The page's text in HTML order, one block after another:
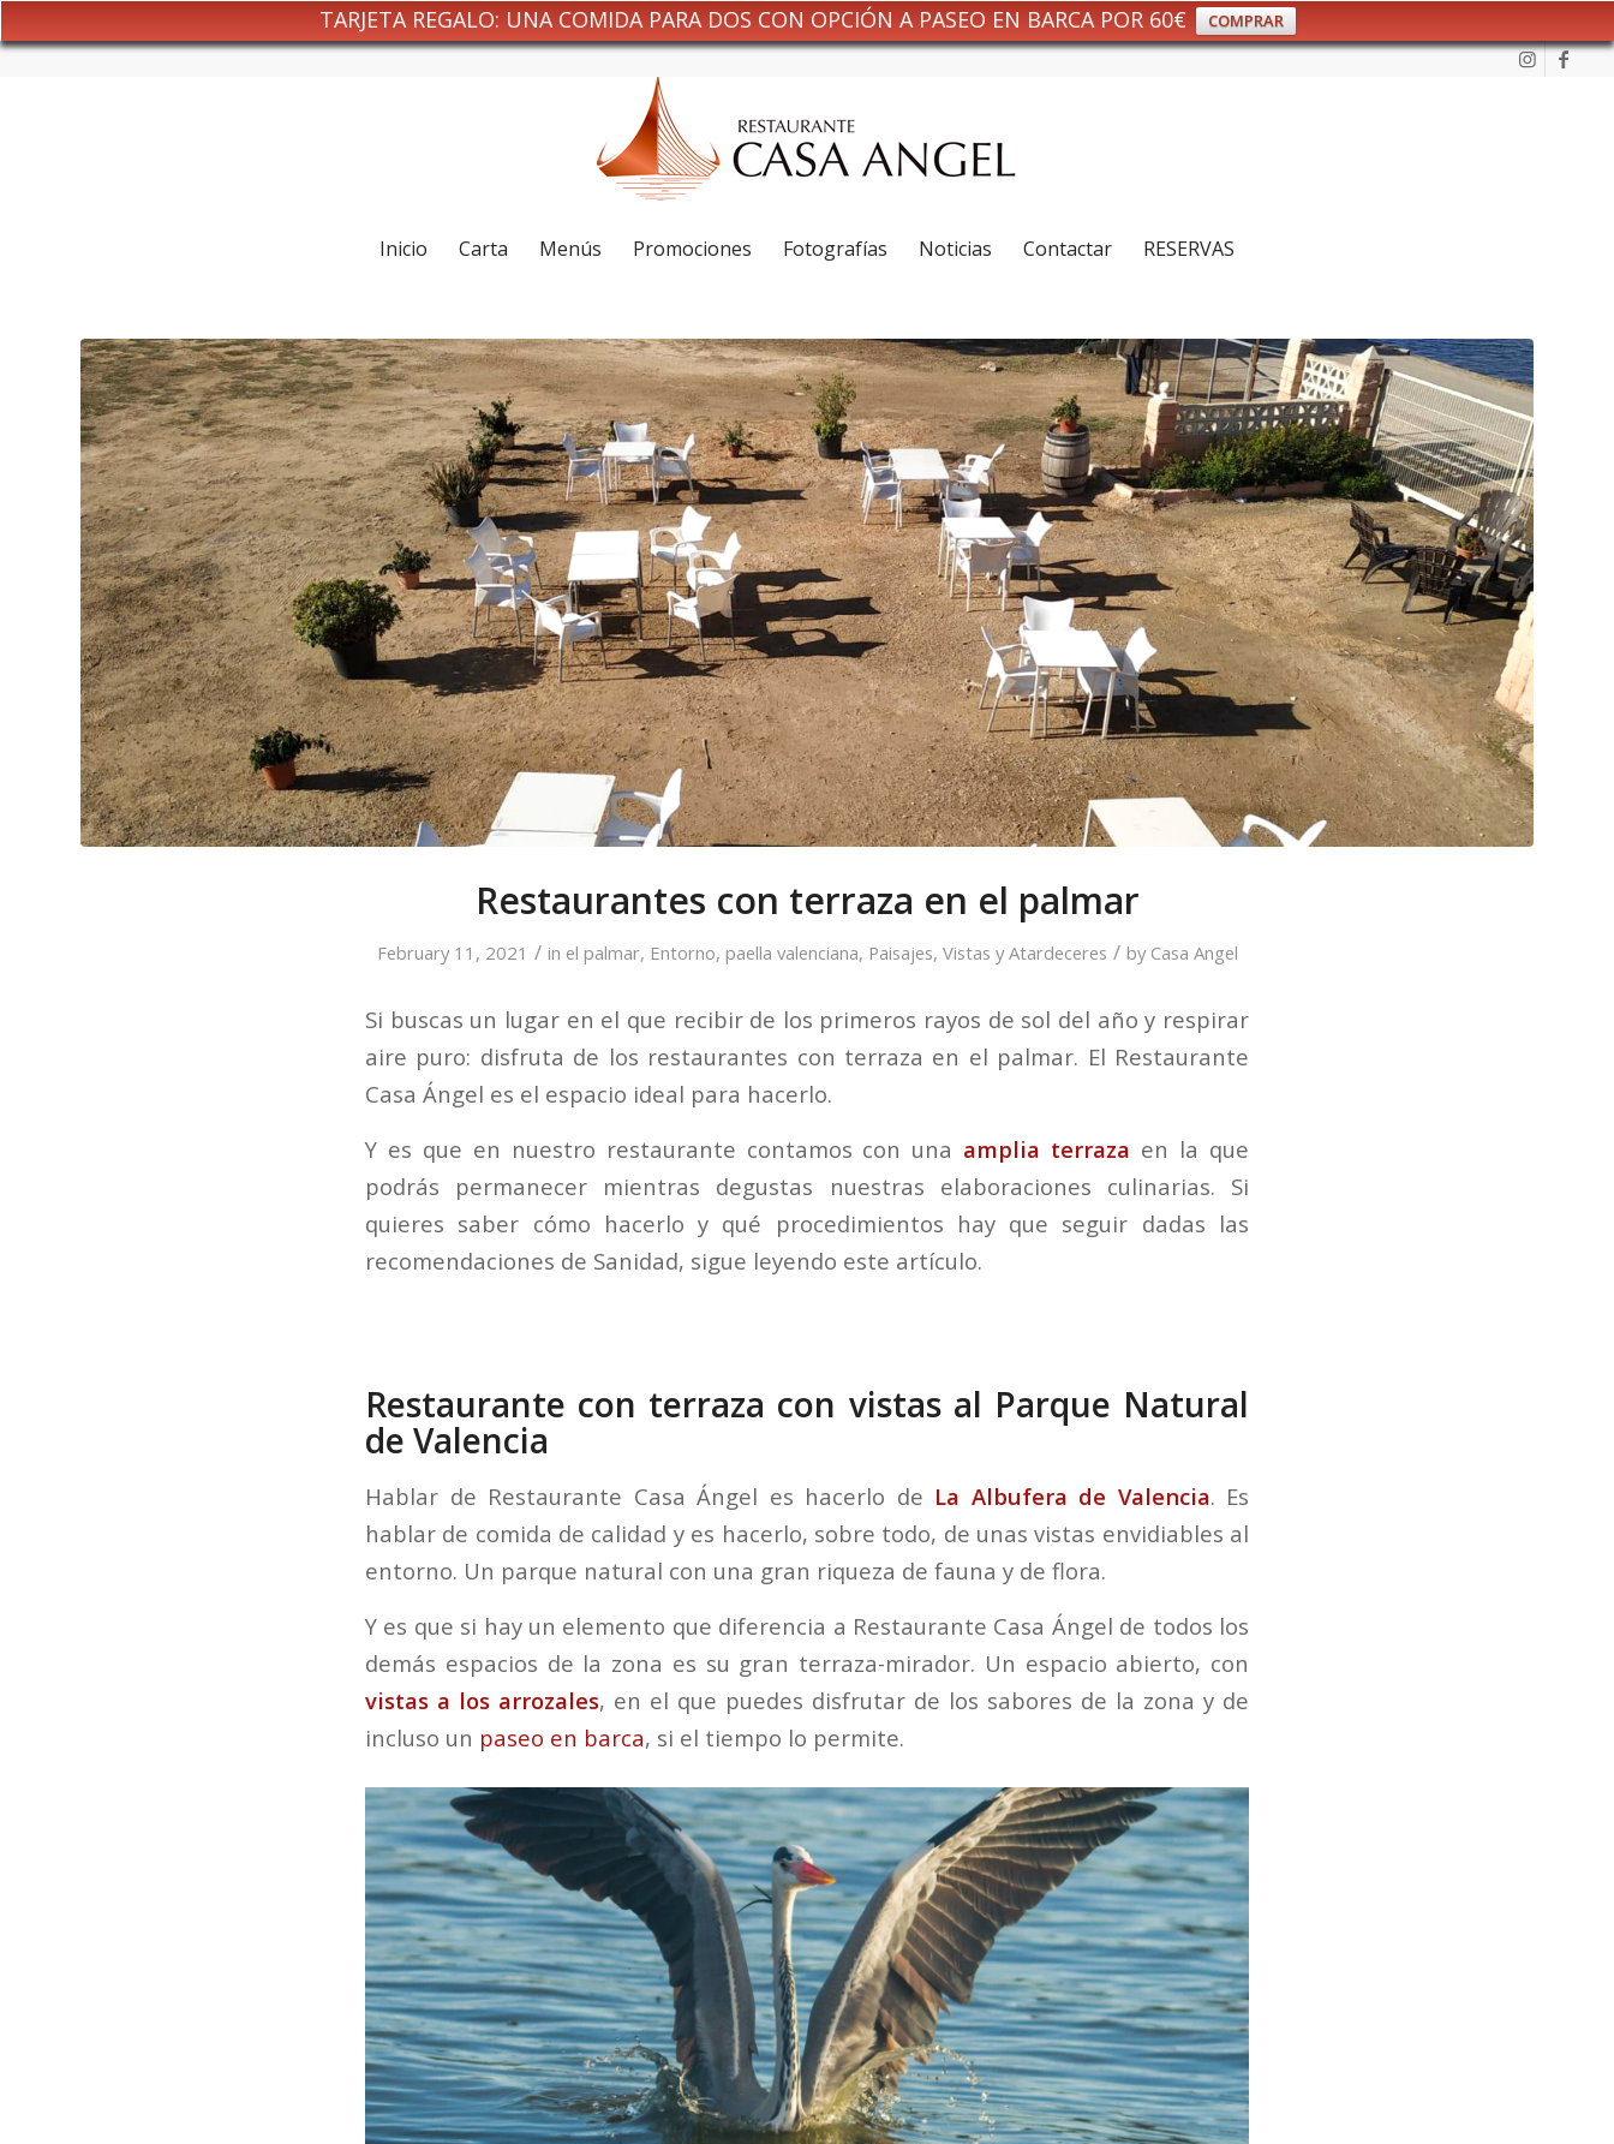
TARJETA REGALO: UNA COMIDA PARA DOS CON OPCIÓN A PASEO EN BARCA POR 60€ COMPRAR
Inicio Carta Menús Promociones Fotografías Noticias Contactar RESERVAS
Restaurantes con terraza en el palmar
February 11, 2021 / in el palmar, Entorno, paella valenciana, Paisajes, Vistas y Atardeceres / by Casa Angel
Si buscas un lugar en el que recibir de los primeros rayos de sol del año y respirar
aire puro: disfruta de los restaurantes con terraza en el palmar. El Restaurante
Casa Ángel es el espacio ideal para hacerlo.
Y es que en nuestro restaurante contamos con una amplia terraza en la que
podrás permanecer mientras degustas nuestras elaboraciones culinarias. Si
quieres saber cómo hacerlo y qué procedimientos hay que seguir dadas las
recomendaciones de Sanidad, sigue leyendo este artículo.
Restaurante con terraza con vistas al Parque Natural
de Valencia
Hablar de Restaurante Casa Ángel es hacerlo de La Albufera de Valencia. Es
hablar de comida de calidad y es hacerlo, sobre todo, de unas vistas envidiables al
entorno. Un parque natural con una gran riqueza de fauna y de flora.
Y es que si hay un elemento que diferencia a Restaurante Casa Ángel de todos los
demás espacios de la zona es su gran terraza-mirador. Un espacio abierto, con
vistas a los arrozales, en el que puedes disfrutar de los sabores de la zona y de
incluso un paseo en barca, si el tiempo lo permite.